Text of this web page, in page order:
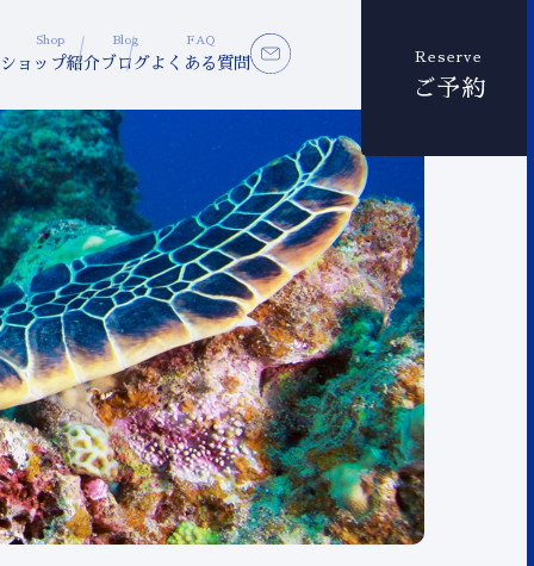
Shop
ショップ紹介
Blog
ブログ
FAQ
よくある質問 Reserve
ご予約